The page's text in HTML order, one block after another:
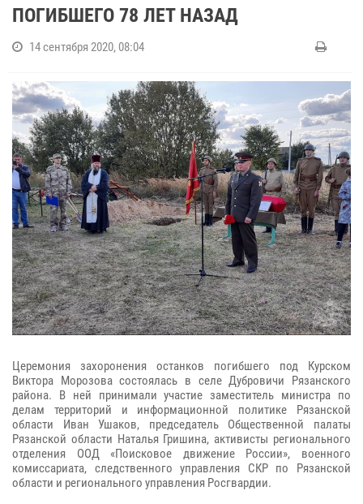
ПОГИБШЕГО 78 ЛЕТ НАЗАД
14 сентября 2020, 08:04
Церемония захоронения останков погибшего под Курском
Виктора Морозова состоялась в селе Дубровичи Рязанского
района. В ней принимали участие заместитель министра по
делам территорий и информационной политике Рязанской
области Иван Ушаков, председатель Общественной палаты
Рязанской области Наталья Гришина, активисты регионального
отделения ООД «Поисковое движение России», военного
комиссариата, следственного управления СКР по Рязанской
области и регионального управления Росгвардии.